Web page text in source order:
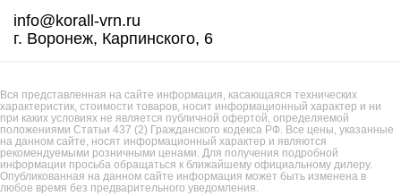
info@korall-vrn.ru
г. Воронеж, Карпинского, 6
Вся представленная на сайте информация, касающаяся технических
характеристик, стоимости товаров, носит информационный характер и ни
при каких условиях не является публичной офертой, определяемой
положениями Статьи 437 (2) Гражданского кодекса РФ. Все цены, указанные
на данном сайте, носят информационный характер и являются
рекомендуемыми розничными ценами. Для получения подробной
информации просьба обращаться к ближайшему официальному дилеру.
Опубликованная на данном сайте информация может быть изменена в
любое время без предварительного уведомления.